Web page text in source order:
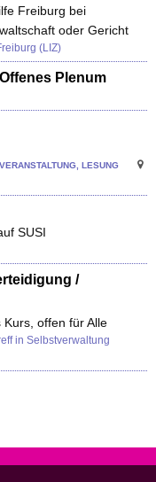
Freiburg bei
oder Gericht
(LIZ)
Plenum
LESUNG
SUSI
/
offen für Alle
in Selbstverwaltung